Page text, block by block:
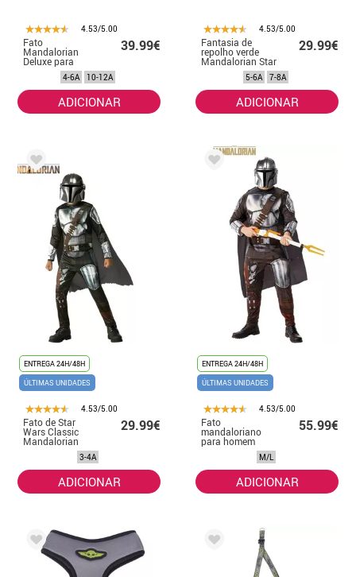
4.53/5.00
Fato
Mandalorian
Deluxe para
Meninos
39.99€
4-6A 10-12A
ADICIONAR
4.53/5.00
Fantasia de
repolho verde
Mandalorian Star
Wars em caixa
para meninos
29.99€
5-6A 7-8A
ADICIONAR
ENTREGA 24H/48H
ÚLTIMAS UNIDADES
4.53/5.00
Fato de Star
Wars Classic
Mandalorian
com capa para
29.99€
3-4A
ADICIONAR
ENTREGA 24H/48H
ÚLTIMAS UNIDADES
4.53/5.00
Fato
mandaloriano
para homem
55.99€
M/L
ADICIONAR